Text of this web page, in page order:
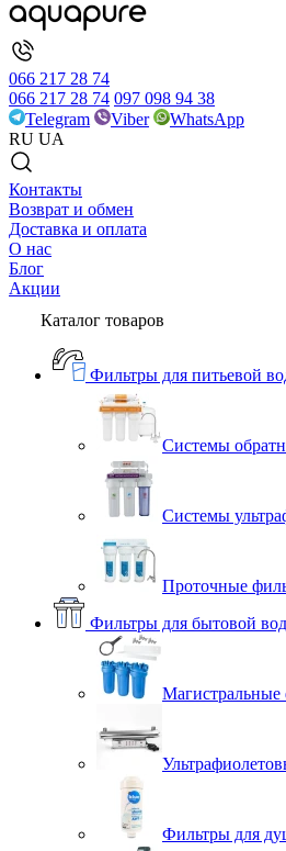
066 217 28 74
066 217 28 74 097 098 94 38
Telegram
Viber
WhatsApp
RU UA
Контакты
Возврат и обмен
Доставка и оплата
О нас
Блог
Акции
Каталог товаров
Фильтры для питьевой
Системы
Системы
Проточные
Фильтры для бытовой
Фильтры для